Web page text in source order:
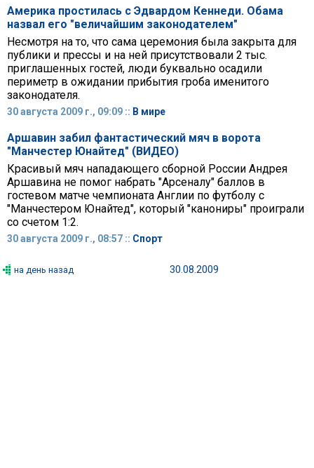
Америка простилась с Эдвардом Кеннеди. Обама
назвал его "величайшим законодателем"
Несмотря на то, что сама церемония была закрыта для
публики и прессы и на ней присутствовали 2 тыс.
приглашенных гостей, люди буквально осадили
периметр в ожидании прибытия гроба именитого
законодателя.
30 августа 2009 г., 09:09 :: В мире
Аршавин забил фантастический мяч в ворота
"Манчестер Юнайтед" (ВИДЕО)
Красивый мяч нападающего сборной России Андрея
Аршавина не помог набрать "Арсеналу" баллов в
гостевом матче чемпионата Англии по футболу с
"Манчестером Юнайтед", который "канониры" проиграли
со счетом 1:2.
30 августа 2009 г., 08:57 :: Спорт
на день назад 30.08.2009